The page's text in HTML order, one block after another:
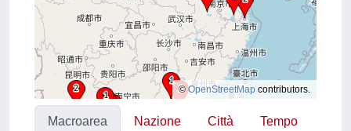
©OpenStreetMap contributors.
Macroarea Nazione Città Tempo